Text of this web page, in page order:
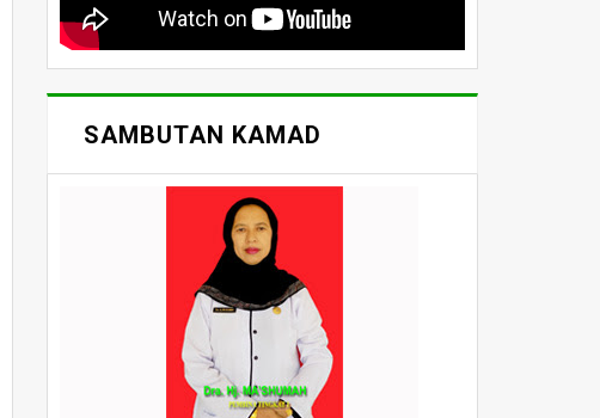
SAMBUTAN KAMAD